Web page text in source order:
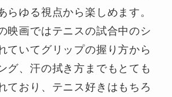
らゆる視点から楽しめます。
映画ではテニスの試合中のシ
ていてグリップの握り方から
グ、汗の拭き方までもとても
ており、テニス好きはもちろ